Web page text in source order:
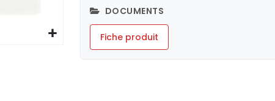
DOCUMENTS
Fiche produit